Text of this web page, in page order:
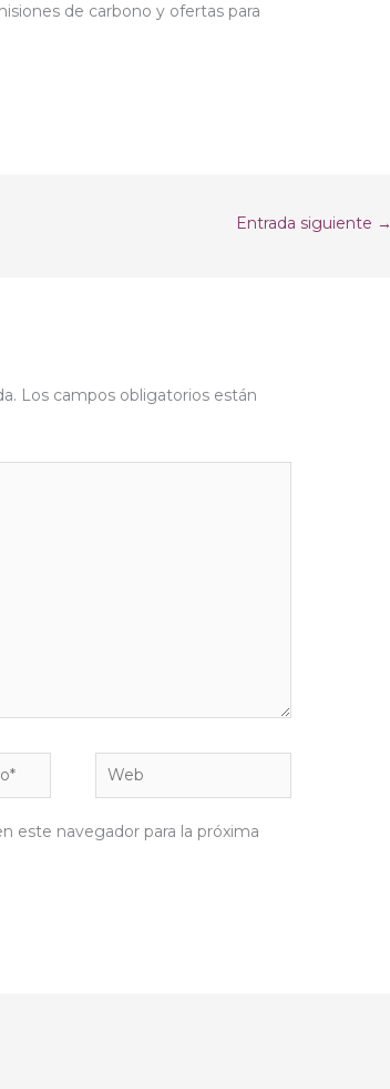
de carbono y ofertas para
Entrada siguiente →
Los campos obligatorios están
Web
este navegador para la próxima